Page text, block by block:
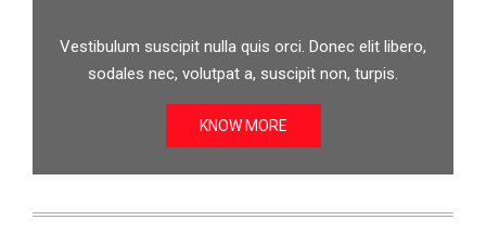
Vestibulum suscipit nulla quis orci. Donec elit libero,
sodales nec, volutpat a, suscipit non, turpis.
KNOW MORE